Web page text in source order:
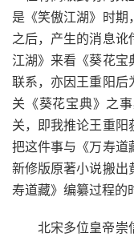
是《笑傲江湖》时期
之后，产生的消息讹
江湖》来看《葵花宝
联系，亦因王重阳后
关《葵花宝典》之
关，即我推论王重阳
把这件事与《万寿道
新修版原著小说搬出
寿道藏》编纂过程的
北宋多位皇帝崇